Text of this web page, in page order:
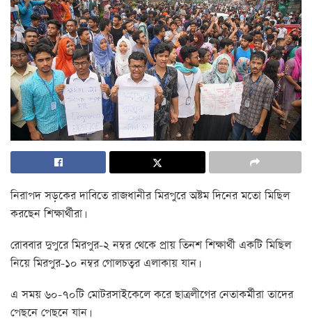
নিরাপদ সড়কের দাবিতে রাজধানীর মিরপুরে অষ্টম দিনের মতো মিছিল
করছেন শিক্ষার্থীরা।
রোববার দুপুরে মিরপুর-২ নম্বর থেকে প্রায় তিনশ শিক্ষার্থী একটি মিছিল
নিয়ে মিরপুর-১০ নম্বর গোলচত্বর এলাকায় যান।
এ সময় ৬০-৭০টি মোটরসাইকেলে করে ছাত্রলীগের নেতাকর্মীরা তাদের
পেছনে পেছনে যান।